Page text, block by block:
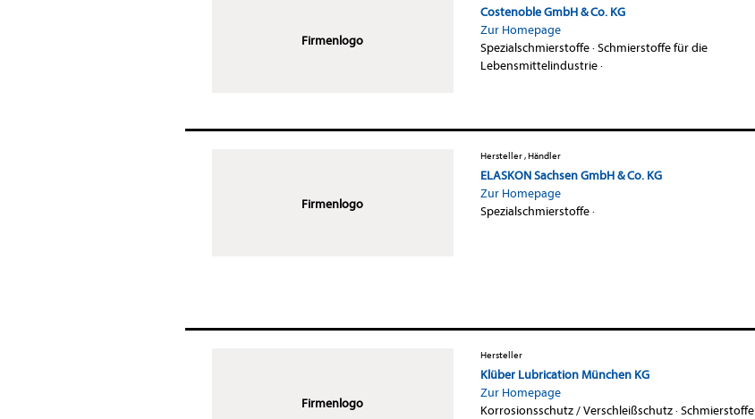
Firmenlogo
Costenoble GmbH & Co. KG
Zur Homepage
Spezialschmierstoffe·Schmierstoffe für die
Lebensmittelindustrie·
Firmenlogo
Hersteller , Händler
ELASKON Sachsen GmbH & Co. KG
Zur Homepage
Spezialschmierstoffe·
Firmenlogo
Hersteller
Klüber Lubrication München KG
Zur Homepage
Korrosionsschutz / Verschleißschutz·Schmierstoffe